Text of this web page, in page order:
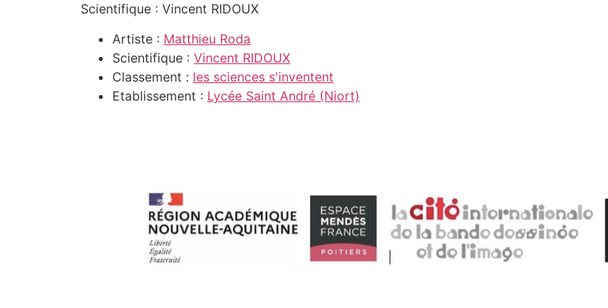
Scientifique : Vincent RIDOUX
Artiste : Matthieu Roda
Scientifique : Vincent RIDOUX
Classement : les sciences s'inventent
Etablissement : Lycée Saint André (Niort)